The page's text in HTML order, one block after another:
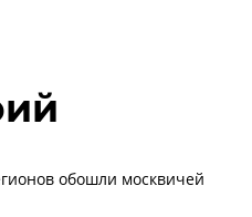
обошли москвичей